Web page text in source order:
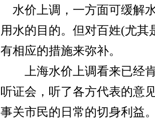
水价上调，一方面可缓解
用水的目的。但对百姓(尤
有相应的措施来弥补。
上海水价上调看来已经肯
听证会，听了各方代表的意
事关市民的日常的切身利益